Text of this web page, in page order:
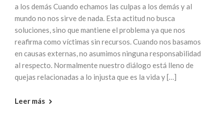
a los demás Cuando echamos las culpas a los demás y al
mundo no nos sirve de nada. Esta actitud no busca
soluciones, sino que mantiene el problema ya que nos
reafirma como víctimas sin recursos. Cuando nos basamos
en causas externas, no asumimos ninguna responsabilidad
al respecto. Normalmente nuestro diálogo está lleno de
quejas relacionadas a lo injusta que es la vida y […]
Leer más